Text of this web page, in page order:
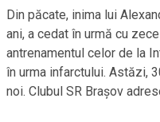
Din păcate, inima lui
ani, a cedat în urmă cu
antrenamentul celor de la
în urma infarctului. Astăzi,
noi. Clubul SR Brașov